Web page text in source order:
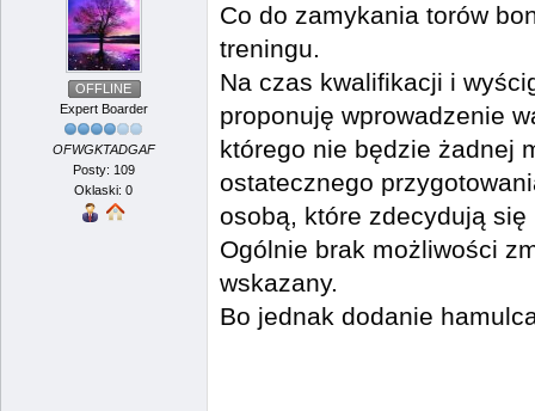
OFFLINE
Expert Boarder
OFWGKTADGAF
Posty: 109
Oklaski: 0
Co do zamykania torów
treningu.
Na czas kwalifikacji i
proponuję wprowadzenie
którego nie będzie żadnej
ostatecznego
osobą, które zdecydują
Ogólnie brak możliwości
wskazany.
Bo jednak dodanie